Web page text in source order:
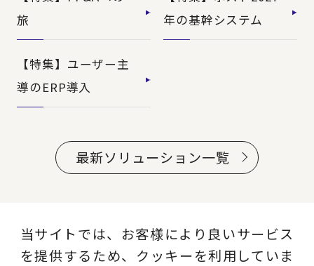
旅
年の基幹システム
【特集】ユーザー主
導のERP導入
最新ソリューション一覧
当サイトでは、お客様により良いサービス
を提供するため、クッキーを利用していま